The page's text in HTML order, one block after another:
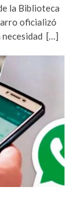
la Biblioteca
oficializó
necesidad […]